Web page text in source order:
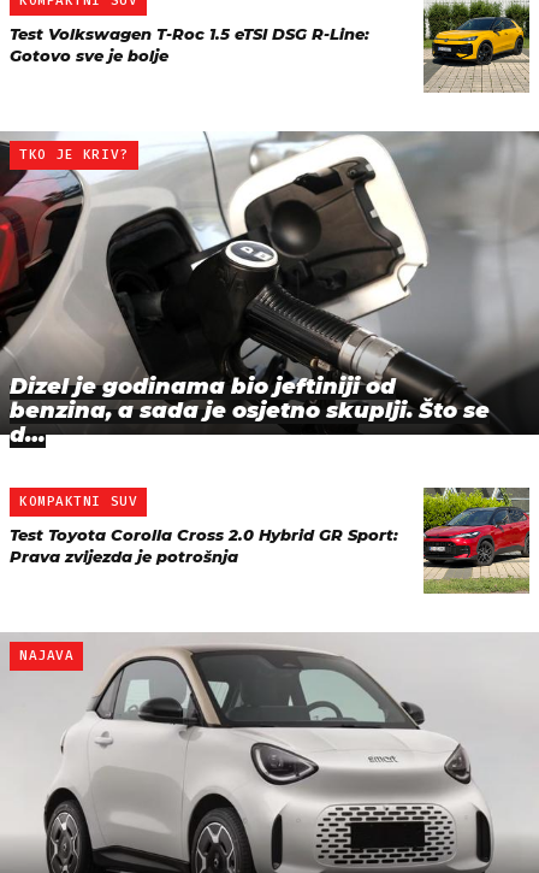
Test Volkswagen T-Roc 1.5 eTSI DSG R-Line:
Gotovo sve je bolje
TKO JE KRIV?
Dizel je godinama bio jeftiniji od
benzina, a sada je osjetno skuplji. Što se
d…
KOMPAKTNI SUV
Test Toyota Corolla Cross 2.0 Hybrid GR Sport:
Prava zvijezda je potrošnja
NAJAVA